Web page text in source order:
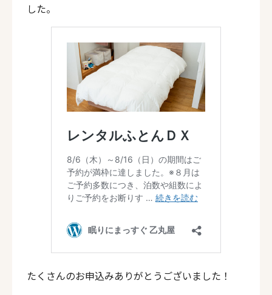
ページ一覧を閉じる
した。
たくさんのお申込みありがとうございました！